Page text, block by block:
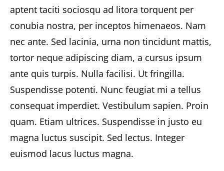
aptent taciti sociosqu ad litora torquent per
conubia nostra, per inceptos himenaeos. Nam
nec ante. Sed lacinia, urna non tincidunt mattis,
tortor neque adipiscing diam, a cursus ipsum
ante quis turpis. Nulla facilisi. Ut fringilla.
Suspendisse potenti. Nunc feugiat mi a tellus
consequat imperdiet. Vestibulum sapien. Proin
quam. Etiam ultrices. Suspendisse in justo eu
magna luctus suscipit. Sed lectus. Integer
euismod lacus luctus magna.